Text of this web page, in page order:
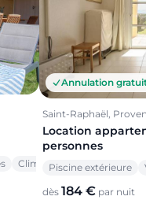
Climatisation
Annulation
Saint-Raphaël,
Location
personnes
Piscine extérieure
dès 184 € par nuit